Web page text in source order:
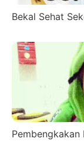
Bekal Sehat
Pembengkakan